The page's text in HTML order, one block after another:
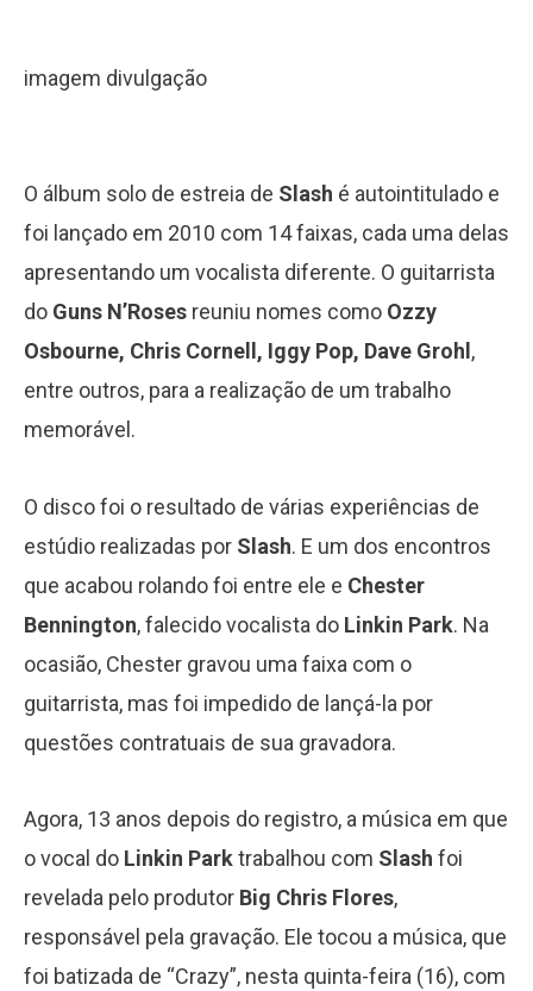
imagem divulgação
O álbum solo de estreia de Slash é autointitulado e
foi lançado em 2010 com 14 faixas, cada uma delas
apresentando um vocalista diferente. O guitarrista
do Guns N’Roses reuniu nomes como Ozzy
Osbourne, Chris Cornell, Iggy Pop, Dave Grohl ,
entre outros, para a realização de um trabalho
memorável.
O disco foi o resultado de várias experiências de
estúdio realizadas por Slash. E um dos encontros
que acabou rolando foi entre ele e Chester
Bennington, falecido vocalista do Linkin Park. Na
ocasião, Chester gravou uma faixa com o
guitarrista, mas foi impedido de lançá-la por
questões contratuais de sua gravadora.
Agora, 13 anos depois do registro, a música em que
o vocal do Linkin Parktrabalhou com Slash foi
revelada pelo produtor Big Chris Flores,
responsável pela gravação. Ele tocou a música, que
foi batizada de “Crazy”, nesta quinta-feira (16), com